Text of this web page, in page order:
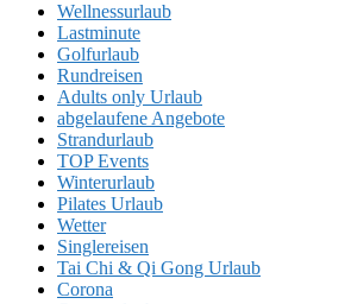
Wellnessurlaub
Lastminute
Golfurlaub
Rundreisen
Adults only Urlaub
abgelaufene Angebote
Strandurlaub
TOP Events
Winterurlaub
Pilates Urlaub
Wetter
Singlereisen
Tai Chi & Qi Gong Urlaub
Corona